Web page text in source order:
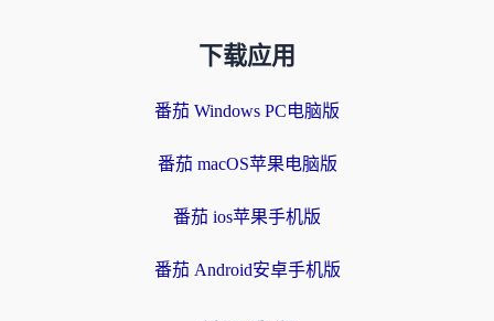
下载应用
番茄 Windows PC电脑版
番茄 macOS苹果电脑版
番茄 ios苹果手机版
番茄 Android安卓手机版